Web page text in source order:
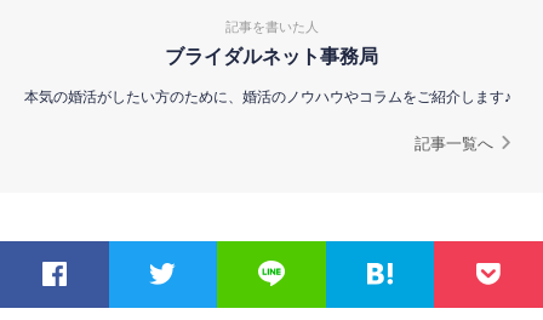
記事を書いた人
ブライダルネット事務局
本気の婚活がしたい方のために、婚活のノウハウやコラムをご紹介します♪
記事一覧へ